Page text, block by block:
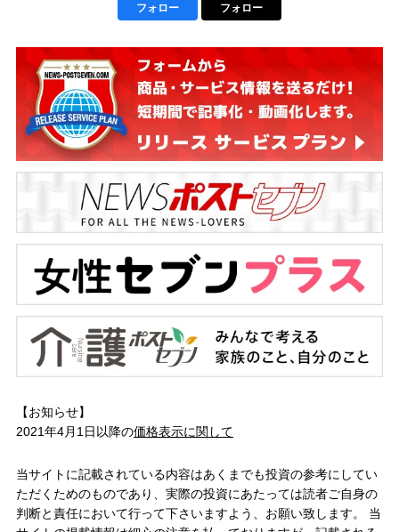
フォロー フォロー
【お知らせ】
2021年4月1日以降の価格表示に関して
当サイトに記載されている内容はあくまでも投資の参考にしてい
ただくためのものであり、実際の投資にあたっては読者ご自身の
判断と責任において行って下さいますよう、お願い致します。 当